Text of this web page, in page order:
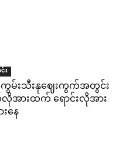
း
ကွမ်းသီးနုဈေးကွက်အတွင်း
အားထက် ရောင်းလိုအား
းနေ